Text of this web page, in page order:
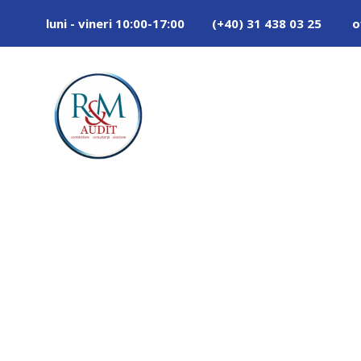
luni - vineri 10:00-17:00 (+40) 31 438 03 25